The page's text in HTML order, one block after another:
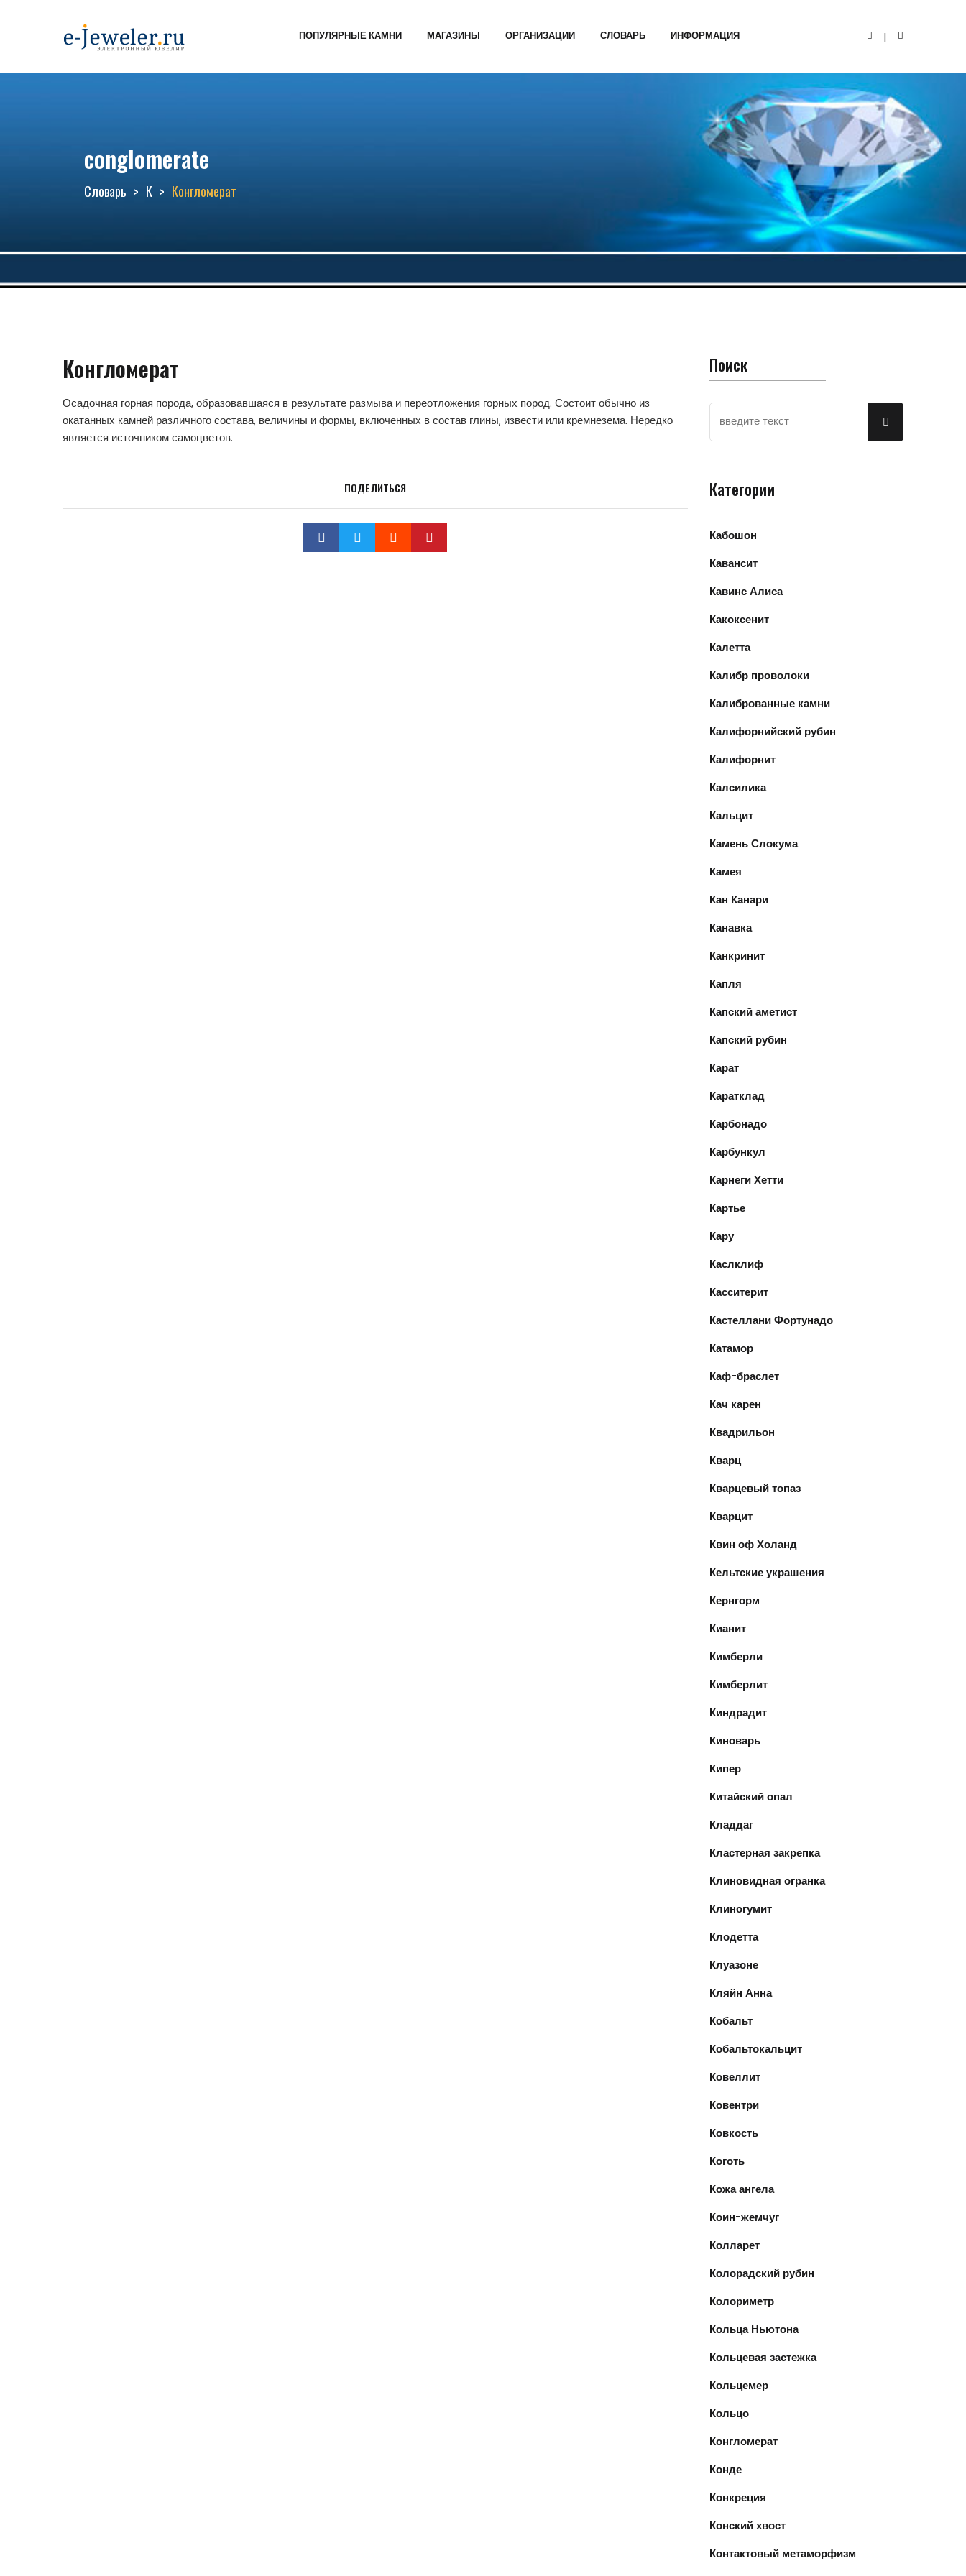
ПОПУЛЯРНЫЕ КАМНИ МАГАЗИНЫ ОРГАНИЗАЦИИ СЛОВАРЬ ИНФОРМАЦИЯ
conglomerate
Словарь К Конгломерат
Конгломерат
Осадочная горная порода, образовавшаяся в результате размыва и переотложения горных пород. Состоит обычно из
окатанных камней различного состава, величины и формы, включенных в состав глины, извести или кремнезема. Нередко
является источником самоцветов.
ПОДЕЛИТЬСЯ
Поиск
Категории
Кабошон
Кавансит
Кавинс Алиса
Какоксенит
Калетта
Калибр проволоки
Калиброванные камни
Калифорнийский рубин
Калифорнит
Калсилика
Кальцит
Камень Слокума
Камея
Кан Канари
Канавка
Канкринит
Капля
Капский аметист
Капский рубин
Карат
Каратклад
Карбонадо
Карбункул
Карнеги Хетти
Картье
Кару
Каслклиф
Касситерит
Кастеллани Фортунадо
Катамор
Каф-браслет
Кач карен
Квадрильон
Кварц
Кварцевый топаз
Кварцит
Квин оф Холанд
Кельтские украшения
Кернгорм
Кианит
Кимберли
Кимберлит
Киндрадит
Киноварь
Кипер
Китайский опал
Кладдаг
Кластерная закрепка
Клиновидная огранка
Клиногумит
Клодетта
Клуазоне
Кляйн Анна
Кобальт
Кобальтокальцит
Ковеллит
Ковентри
Ковкость
Коготь
Кожа ангела
Коин-жемчуг
Колларет
Колорадский рубин
Колориметр
Кольца Ньютона
Кольцевая застежка
Кольцемер
Кольцо
Конгломерат
Конде
Конкреция
Конский хвост
Контактовый метаморфизм